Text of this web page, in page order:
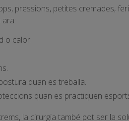
pressions, petites cremades,
o calor.
quan es treballa.
quan es practiquen
la cirurgia també pot ser la